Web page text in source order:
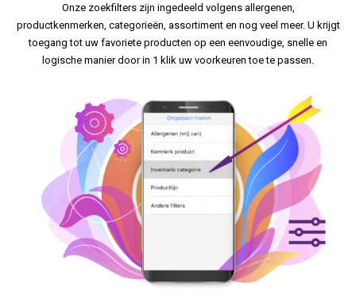
Onze zoekfilters zijn ingedeeld volgens allergenen,
productkenmerken, categorieën, assortiment en nog veel meer. U krijgt
toegang tot uw favoriete producten op een eenvoudige, snelle en
logische manier door in 1 klik uw voorkeuren toe te passen.